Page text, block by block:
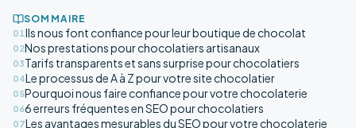
SOMMAIRE
01 Ils nous font confiance pour leur boutique de chocolat
02Nos prestations pour chocolatiers artisanaux
03Tarifs transparents et sans surprise pour chocolatiers
04Le processus de A à Z pour votre site chocolatier
05Pourquoi nous faire confiance pour votre chocolaterie
066 erreurs fréquentes en SEO pour chocolatiers
07Les avantages mesurables du SEO pour votre chocolaterie